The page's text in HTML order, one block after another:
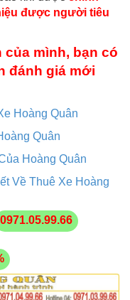
được người tiêu
mình, bạn có
đánh giá mới
Hoàng Quân
Quân
Hoàng Quân
Về Thuê Xe Hoàng
0971.05.99.66